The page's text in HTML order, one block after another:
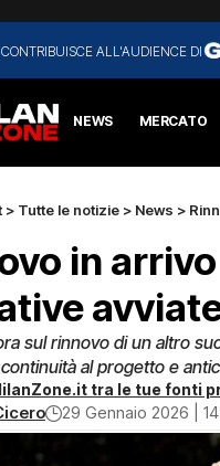
ALL'AUDIENCE DI
NEWS MERCATO
> Tutte le notizie > News >
in
sul rinnovo di un altro
al progetto e
tra le tue fonti
29 Gennaio 2026 |